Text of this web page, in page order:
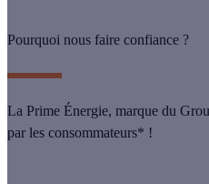
Pourquoi nous faire confiance ?
La Prime Énergie, marque du
par les consommateurs* !